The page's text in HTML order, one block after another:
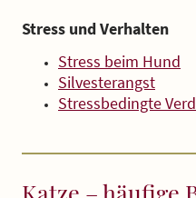
Stress und Verhalten
Stress beim Hund
Silvesterangst
Stressbedingte